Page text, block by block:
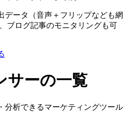
データ（音声＋フリップなども網
ブログ記事のモニタリングも可
サーの一覧
分析できるマーケティングツール